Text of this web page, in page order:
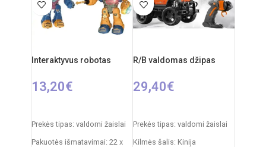
Interaktyvus robotas
13,20€
Prekės tipas: valdomi žaislai
Pakuotės išmatavimai: 22 x
R/B valdomas džipas
29,40€
Prekės tipas: valdomi žaislai
Kilmės šalis: Kinija